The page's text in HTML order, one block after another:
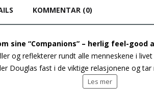
KOMMENTAR (0)
sine “Companions” – herlig feel-good
og reflekterer rundt alle menneskene i
Douglas fast i de viktige relasjonene og
Les mer